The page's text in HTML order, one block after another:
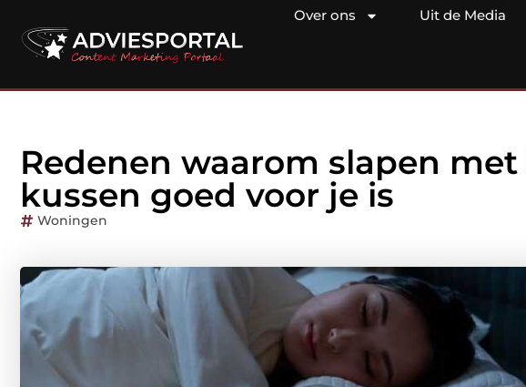
Over ons Uit de Media
Redenen waarom slapen
kussen goed voor je is
Woningen